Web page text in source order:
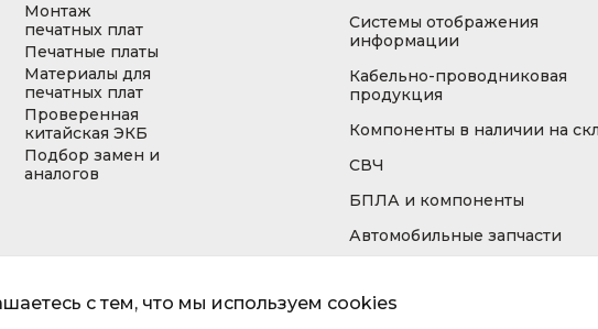
с тем, что мы используем cookies
Монтаж
печатных плат
Печатные платы
Материалы для
печатных плат
Проверенная
китайская ЭКБ
Подбор замен и
аналогов
Системы отображения
информации
Кабельно-проводниковая
продукция
Компоненты в наличии на
СВЧ
БПЛА и компоненты
Автомобильные запчасти